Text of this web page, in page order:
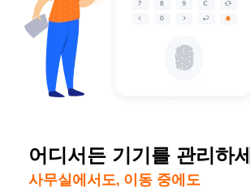
어디서든 기기를 관리하
사무실에서도, 이동 중에도